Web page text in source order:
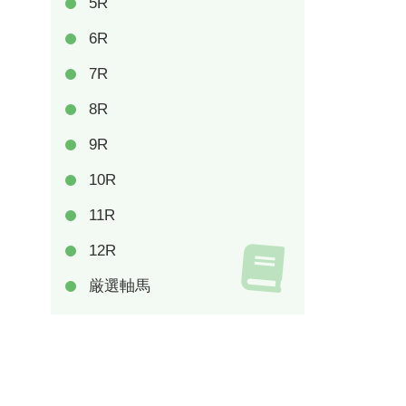
6R
7R
8R
9R
10R
11R
12R
厳選軸馬